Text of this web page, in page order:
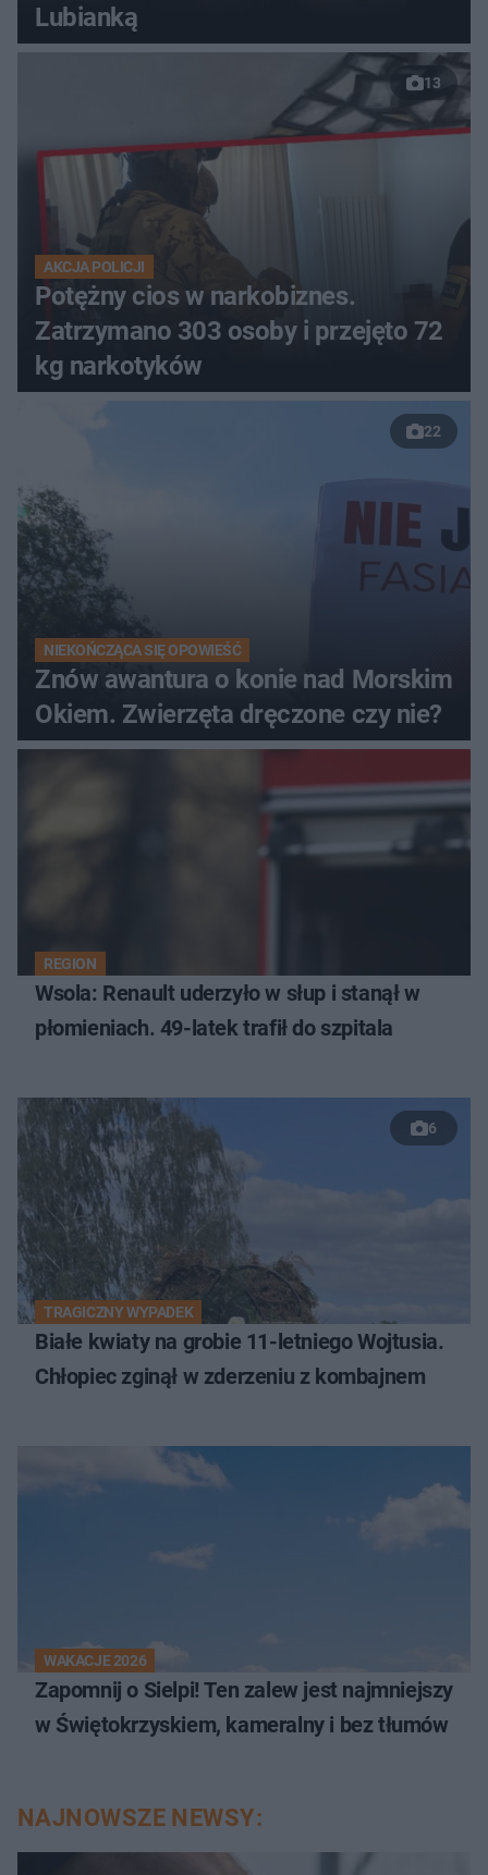
Lubianką
13
AKCJA POLICJI
Potężny cios w narkobiznes.
Zatrzymano 303 osoby i przejęto 72
kg narkotyków
22
NIEKOŃCZĄCA SIĘ OPOWIEŚĆ
Znów awantura o konie nad Morskim
Okiem. Zwierzęta dręczone czy nie?
REGION
Wsola: Renault uderzyło w słup i stanął w
płomieniach. 49-latek trafił do szpitala
6
TRAGICZNY WYPADEK
Białe kwiaty na grobie 11-letniego Wojtusia.
Chłopiec zginął w zderzeniu z kombajnem
WAKACJE 2026
Zapomnij o Sielpi! Ten zalew jest najmniejszy
w Świętokrzyskiem, kameralny i bez tłumów
NAJNOWSZE NEWSY: